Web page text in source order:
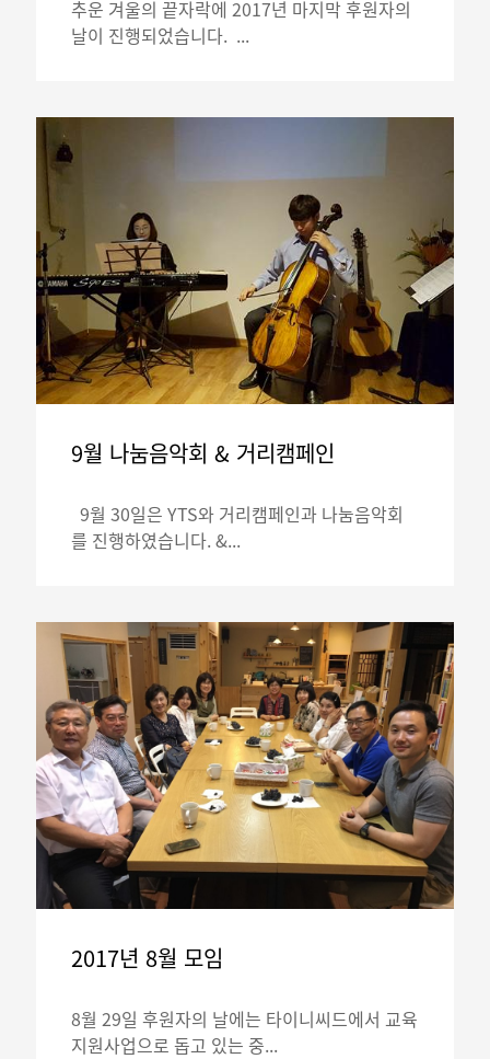
추운 겨울의 끝자락에 2017년 마지막 후원자의
날이 진행되었습니다. ...
9월 나눔음악회 & 거리캠페인
9월 30일은 YTS와 거리캠페인과 나눔음악회
를 진행하였습니다. &...
2017년 8월 모임
8월 29일 후원자의 날에는 타이니씨드에서 교육
지원사업으로 돕고 있는 중...